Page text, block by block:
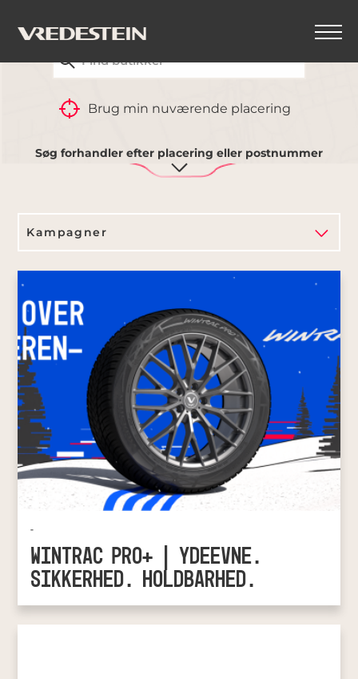
Brug min nuværende placering
Søg forhandler efter placering eller postnummer
TILBAGE
Kampagner
Kampagner
-
WINTRAC PRO+ | YDEEVNE.
SIKKERHED. HOLDBARHED.